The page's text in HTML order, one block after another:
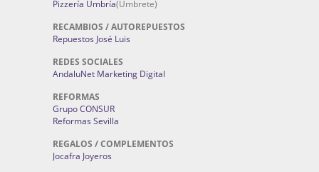
Pizzería Umbría(Umbrete)
RECAMBIOS / AUTOREPUESTOS
Repuestos José Luis
REDES SOCIALES
AndaluNet Marketing Digital
REFORMAS
Grupo CONSUR
Reformas Sevilla
REGALOS / COMPLEMENTOS
Jocafra Joyeros